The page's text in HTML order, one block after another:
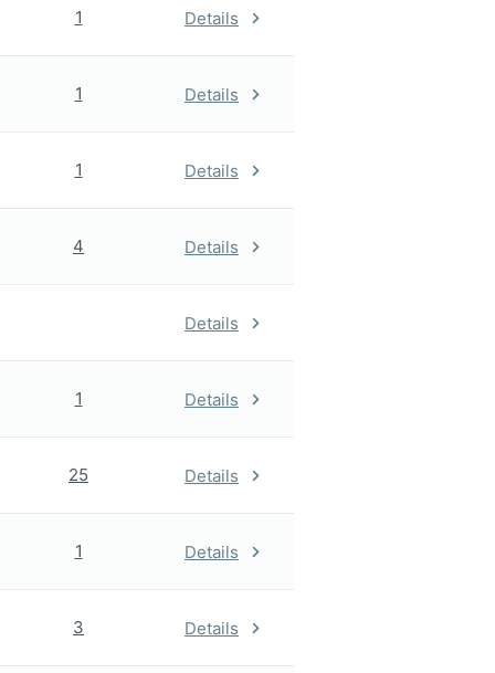
1 Details
1 Details
1 Details
4 Details
Details
1 Details
25 Details
1 Details
3 Details